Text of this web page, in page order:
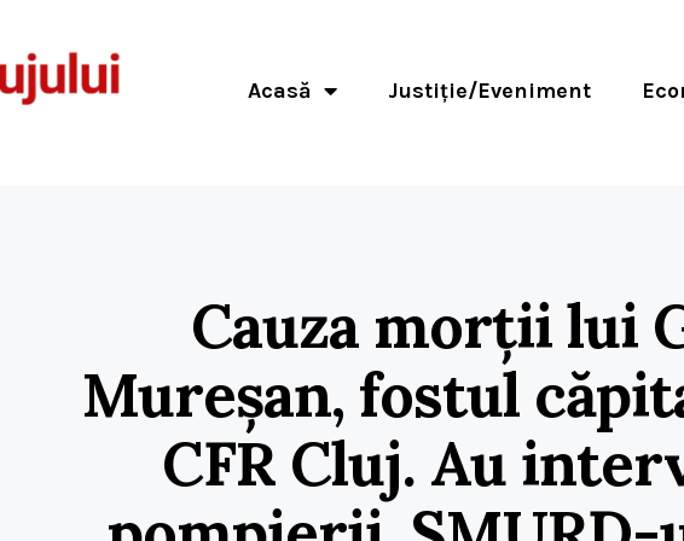
Acasă Justiție/Eveniment
Cauza morții lui
Mureșan, fostul
CFR Cluj. Au